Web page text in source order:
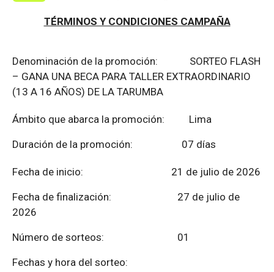
TÉRMINOS Y CONDICIONES CAMPAÑA
Denominación de la promoción: SORTEO FLASH
– GANA UNA BECA PARA TALLER EXTRAORDINARIO
(13 A 16 AÑOS) DE LA TARUMBA
Ámbito que abarca la promoción: Lima
Duración de la promoción: 07 días
Fecha de inicio: 21 de julio de 2026
Fecha de finalización:
27 de julio de
2026
Número de sorteos: 01
Fechas y hora del sorteo: